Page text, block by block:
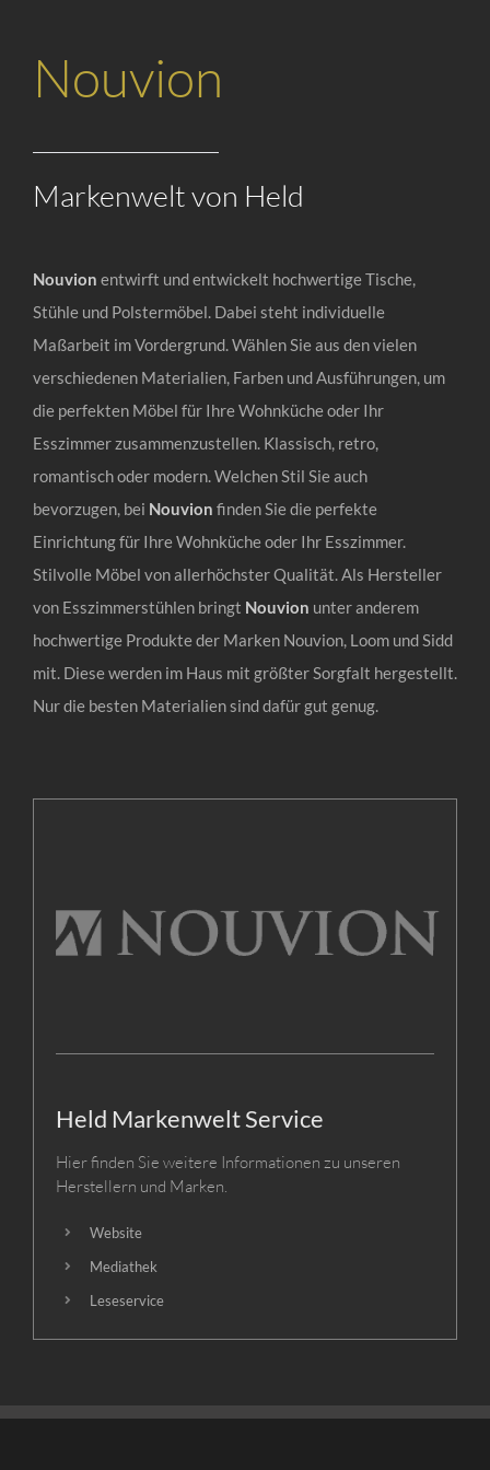
Nouvion
Markenwelt von Held
Nouvion entwirft und entwickelt hochwertige Tische,
Stühle und Polstermöbel. Dabei steht individuelle
Maßarbeit im Vordergrund. Wählen Sie aus den vielen
verschiedenen Materialien, Farben und Ausführungen, um
die perfekten Möbel für Ihre Wohnküche oder Ihr
Esszimmer zusammenzustellen. Klassisch, retro,
romantisch oder modern. Welchen Stil Sie auch
bevorzugen, bei Nouvion finden Sie die perfekte
Einrichtung für Ihre Wohnküche oder Ihr Esszimmer.
Stilvolle Möbel von allerhöchster Qualität. Als Hersteller
von Esszimmerstühlen bringt Nouvion unter anderem
hochwertige Produkte der Marken Nouvion, Loom und Sidd
mit. Diese werden im Haus mit größter Sorgfalt hergestellt.
Nur die besten Materialien sind dafür gut genug.
Held Markenwelt Service
Hier finden Sie weitere Informationen zu unseren
Herstellern und Marken.
Website
Mediathek
Leseservice